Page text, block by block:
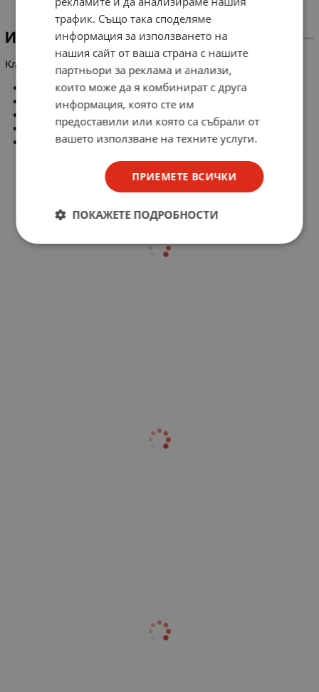
ИНФОРМАЦИЯ
Ключ ЦК, ON-OFF с предпазител с пружина
ток (A): 20
превключване: on/off
монтажен отвор: Ø 13mm
брой изводи: 2
трафик. Също така споделяме
информация за използването на
нашия сайт от ваша страна с нашите
партньори за реклама и анализи,
които може да я комбинират с друга
информация, която сте им
предоставили или която са събрали от
вашето използване на техните услуги.
ПРИЕМЕТЕ ВСИЧКИ
ПОКАЖЕТЕ ПОДРОБНОСТИ